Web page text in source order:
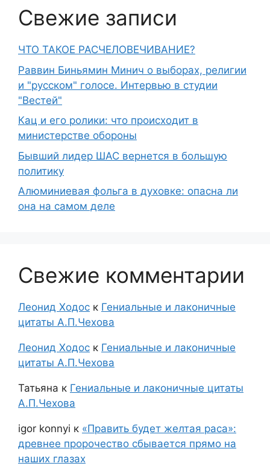
Свежие записи
ЧТО ТАКОЕ РАСЧЕЛОВЕЧИВАНИЕ?
Раввин Биньямин Минич о выборах, религии
и "русском" голосе. Интервью в студии
"Вестей"
Кац и его ролики: что происходит в
министерстве обороны
Бывший лидер ШАС вернется в большую
политику
Алюминиевая фольга в духовке: опасна ли
она на самом деле
Свежие комментарии
Леонид Ходос к Гениальные и лаконичные
цитаты А.П.Чехова
Леонид Ходос к Гениальные и лаконичные
цитаты А.П.Чехова
Татьяна к Гениальные и лаконичные цитаты
А.П.Чехова
igor konnyi к «Править будет желтая раса»:
древнее пророчество сбывается прямо на
наших глазах